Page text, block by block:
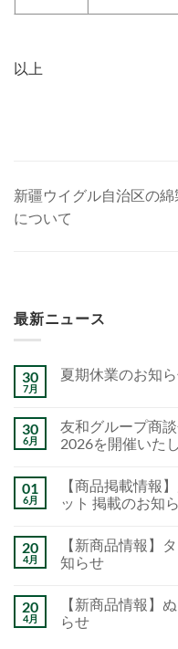
以上
新疆ウイグル自治区の綿
について
最新ニュース
30
7月
夏期休業のお知
30
6月
友和グループ商
2026を開催いた
01
6月
【商品掲載情報
ット 掲載のお知
20
4月
【新商品情報】
知らせ
20
4月
【新商品情報】
らせ